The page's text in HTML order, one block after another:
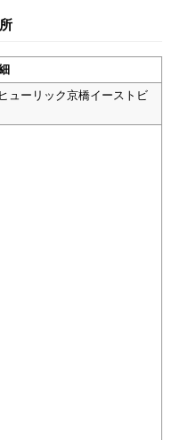
ューリック京橋イーストビ